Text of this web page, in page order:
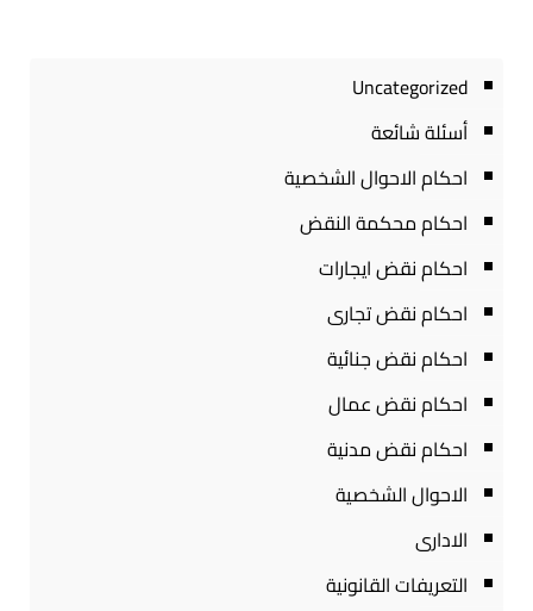
Uncategorized
أسئلة شائعة
احكام الاحوال الشخصية
احكام محكمة النقض
احكام نقض ايجارات
احكام نقض تجارى
احكام نقض جنائية
احكام نقض عمال
احكام نقض مدنية
الاحوال الشخصية
الادارى
التعريفات القانونية